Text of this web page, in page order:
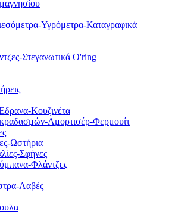
Υγρόμετρα-Καταγραφικά
Στεγανωτικά O'ring
Κουζινέτα
Αμορτισέρ-Φερμουίτ
Ωστήρια
Σφήνες
Φλάντζες
Λαβές